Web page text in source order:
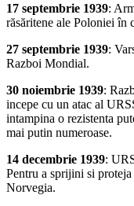
17 septembrie 1939:
răsăritene ale Poloniei în
27 septembrie 1939:
Razboi Mondial.
30 noiembrie 1939:
incepe cu un atac al
intampina o rezistenta
mai putin numeroase.
14 decembrie 1939:
Pentru a sprijini si
Norvegia.